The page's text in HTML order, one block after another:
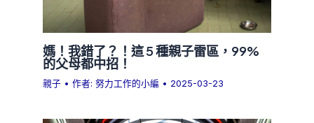
媽！我錯了？！這 5 種親子雷區，99%
的父母都中招！
親子 • 作者:努力工作的小編 • 2025-03-23